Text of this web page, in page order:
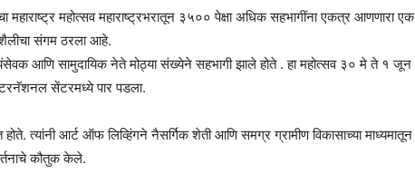
महाराष्ट्र महोत्सव महाराष्ट्रभरातून ३५०० पेक्षा अधिक सहभागींना एकत्र आणणारा एक
संगम ठरला आहे.
आणि सामुदायिक नेते मोठ्या संख्येने सहभागी झाले होते . हा महोत्सव ३० मे ते १ जून
सेंटरमध्ये पार पडला.
त्यांनी आर्ट ऑफ लिव्हिंगने नैसर्गिक शेती आणि समग्र ग्रामीण विकासाच्या माध्यमातून
कौतुक केले.